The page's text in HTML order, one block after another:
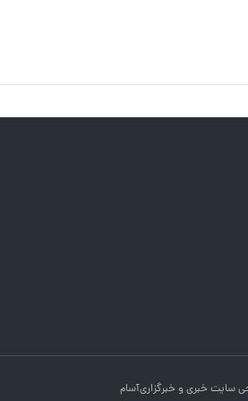
سایت خبری و خبرگزاریآسام